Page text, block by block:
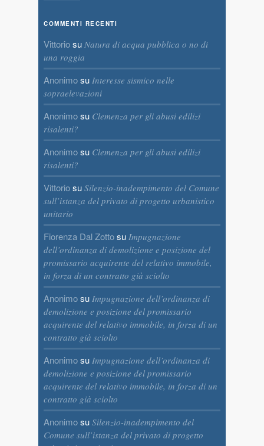
COMMENTI RECENTI
Vittoriosu Natura di acqua pubblica o no di
una roggia
Anonimosu Interesse sismico nelle
sopraelevazioni
Anonimosu Clemenza per gli abusi edilizi
risalenti?
Anonimosu Clemenza per gli abusi edilizi
risalenti?
Vittoriosu Silenzio-inadempimento del Comune
sull’istanza del privato di progetto urbanistico
unitario
Fiorenza Dal Zottosu Impugnazione
dell’ordinanza di demolizione e posizione del
promissario acquirente del relativo immobile,
in forza di un contratto già sciolto
Anonimosu Impugnazione dell’ordinanza di
demolizione e posizione del promissario
acquirente del relativo immobile, in forza di un
contratto già sciolto
Anonimosu Impugnazione dell’ordinanza di
demolizione e posizione del promissario
acquirente del relativo immobile, in forza di un
contratto già sciolto
Anonimosu Silenzio-inadempimento del
Comune sull’istanza del privato di progetto